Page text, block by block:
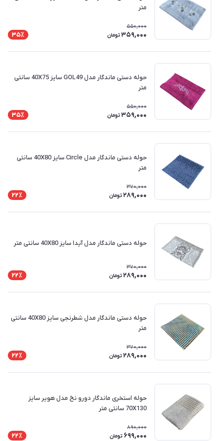
متر
550,000
359,000 تومان 35٪
حوله دستی ماندگار مدل GOL49 سایز 40X75 سانتی
متر
550,000
359,000 تومان 35٪
حوله دستی ماندگار مدل Circle سایز 40X80 سانتی
متر
370,000
289,000 تومان 22٪
حوله دستی ماندگار مدل آیدا سایز 40X80 سانتی متر
370,000
289,000 تومان 22٪
حوله دستی ماندگار مدل شطرنجی سایز 40X80 سانتی
متر
370,000
289,000 تومان 22٪
حوله استخری ماندگار دورو نخ مدل هویر سایز
70X130 سانتی متر
890,000
699,000 تومان 22٪